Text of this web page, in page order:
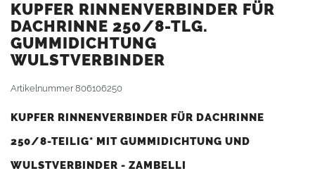
KUPFER RINNENVERBINDER FÜR
DACHRINNE 250/8-TLG.
GUMMIDICHTUNG
WULSTVERBINDER
Artikelnummer806106250
KUPFER RINNENVERBINDER FÜR DACHRINNE
250/8-TEILIG* MIT GUMMIDICHTUNG UND
WULSTVERBINDER - ZAMBELLI